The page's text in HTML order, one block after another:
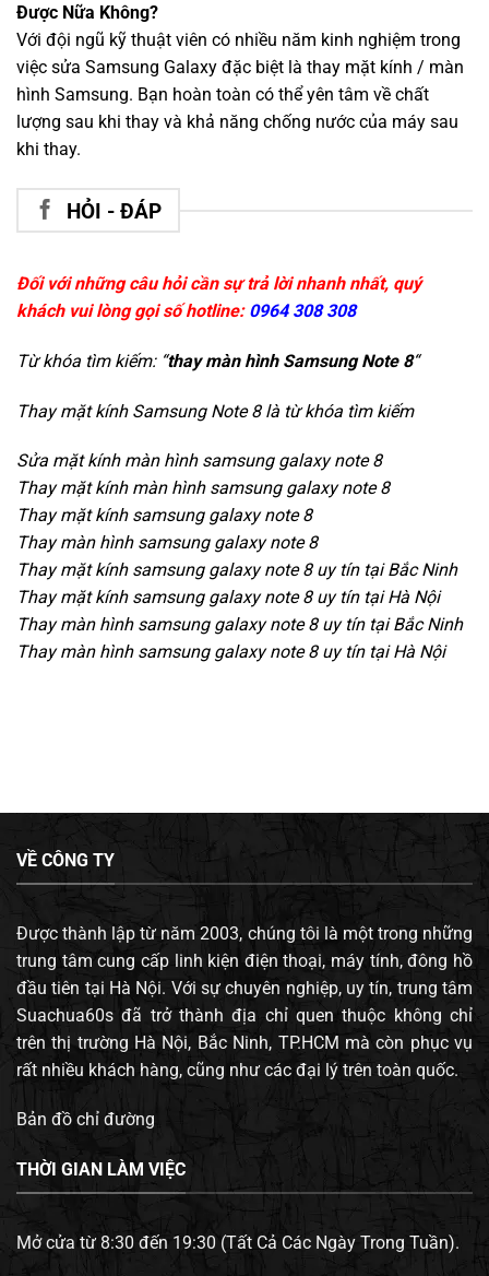
Được Nữa Không?
Với đội ngũ kỹ thuật viên có nhiều năm kinh nghiệm trong
việc sửa Samsung Galaxy đặc biệt là thay mặt kính / màn
hình Samsung. Bạn hoàn toàn có thể yên tâm về chất
lượng sau khi thay và khả năng chống nước của máy sau
khi thay.
HỎI - ĐÁP
Đối với những câu hỏi cần sự trả lời nhanh nhất, quý
khách vui lòng gọi số hotline: 0964 308 308
Từ khóa tìm kiếm: “thay màn hình Samsung Note 8“
Thay mặt kính Samsung Note 8là từ khóa tìm kiếm
Sửa mặt kính màn hình samsung galaxy note 8
Thay mặt kính màn hình samsung galaxy note 8
Thay mặt kính samsung galaxy note 8
Thay màn hình samsung galaxy note 8
Thay mặt kính samsung galaxy note 8 uy tín tại Bắc Ninh
Thay mặt kính samsung galaxy note 8 uy tín tại Hà Nội
Thay màn hình samsung galaxy note 8 uy tín tại Bắc Ninh
Thay màn hình samsung galaxy note 8 uy tín tại Hà Nội
VỀ CÔNG TY
Được thành lập từ năm 2003, chúng tôi là một trong những
trung tâm cung cấp linh kiện điện thoại, máy tính, đông hồ
đầu tiên tại Hà Nội. Với sự chuyên nghiệp, uy tín, trung tâm
Suachua60s đã trở thành địa chỉ quen thuộc không chỉ
trên thị trường Hà Nội, Bắc Ninh, TP.HCM mà còn phục vụ
rất nhiều khách hàng, cũng như các đại lý trên toàn quốc.
Bản đồ chỉ đường
THỜI GIAN LÀM VIỆC
Mở cửa từ 8:30 đến 19:30 (Tất Cả Các Ngày Trong Tuần).